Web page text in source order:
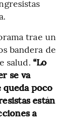
trae un
bandera de
salud.“Lo
se va
poco
están
a